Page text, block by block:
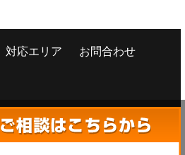
対応エリア お問合わせ